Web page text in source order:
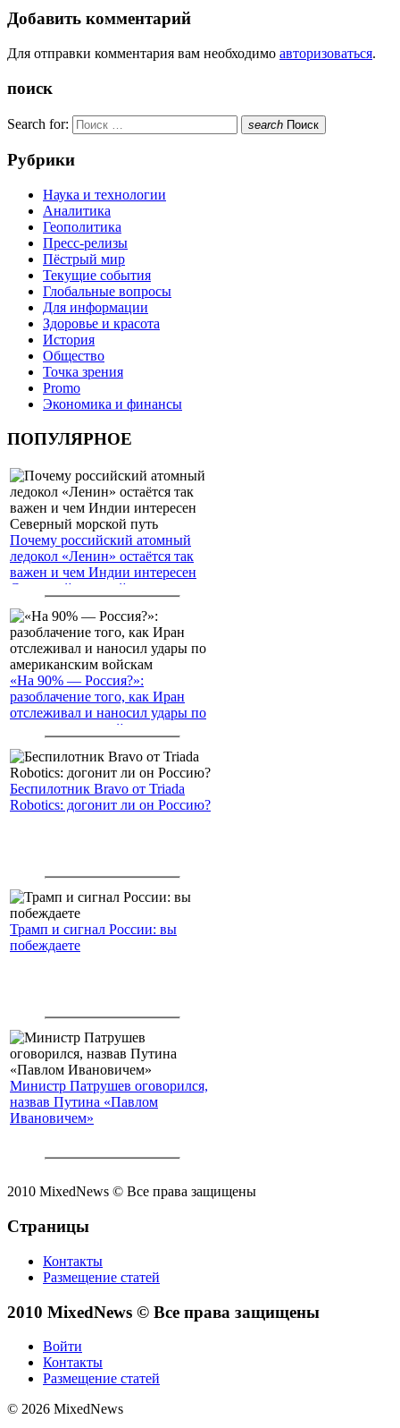
Добавить комментарий
Для отправки комментария вам необходимо авторизоваться.
поиск
Search for: search Поиск
Рубрики
Наука и технологии
Аналитика
Геополитика
Пресс-релизы
Пёстрый мир
Текущие события
Глобальные вопросы
Для информации
Здоровье и красота
История
Общество
Точка зрения
Promo
Экономика и финансы
ПОПУЛЯРНОЕ
Почему российский атомный
ледокол «Ленин» остаётся так
важен и чем Индии интересен
Северный морской путь
«На 90% — Россия?»:
разоблачение того, как Иран
отслеживал и наносил удары по
американским войскам
Беспилотник Bravo от Triada
Robotics: догонит ли он Россию?
Трамп и сигнал России: вы
побеждаете
Министр Патрушев оговорился,
назвав Путина «Павлом
Ивановичем»
2010 MixedNews © Все права защищены
Страницы
Контакты
Размещение статей
2010 MixedNews © Все права защищены
Войти
Контакты
Размещение статей
© 2026 MixedNews